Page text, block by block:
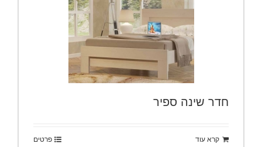
חדר שינה ספיר
קרא עוד פרטים